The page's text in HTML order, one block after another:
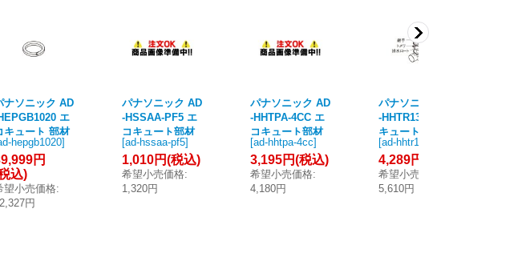
ナソニック AD
エ
キュート 部材
熱材付銅管20
(AD-HEPGA1
の後継品)
hepgb1020]
円
込)
望小売価格:
円
パナソニック AD
-HSSAA-PF5 エ
コキュート部材
銅管アダプター
2ヶ入り φ15.88
銅管用 (AD-HSS
AZ-PF5の後継
[ad-hssaa-pf5]
1,010円(税込)
希望小売価格:
1,320円
パナソニック AD
-HHTPA-4CC エ
コキュート部材
ヒートポンプ接
続継手セット (A
D-HHZTP-4CCの
後継品)
[ad-hhtpa-4cc]
3,195円(税込)
希望小売価格:
4,180円
パナソニック AD
-HHTR13A エコ
キュート部材 排
水エルボ トラッ
プ機能付 (AD-HH
ZTR13の後継品)
[ad-hhtr13a
4,289円
希望小売価格
5,610円